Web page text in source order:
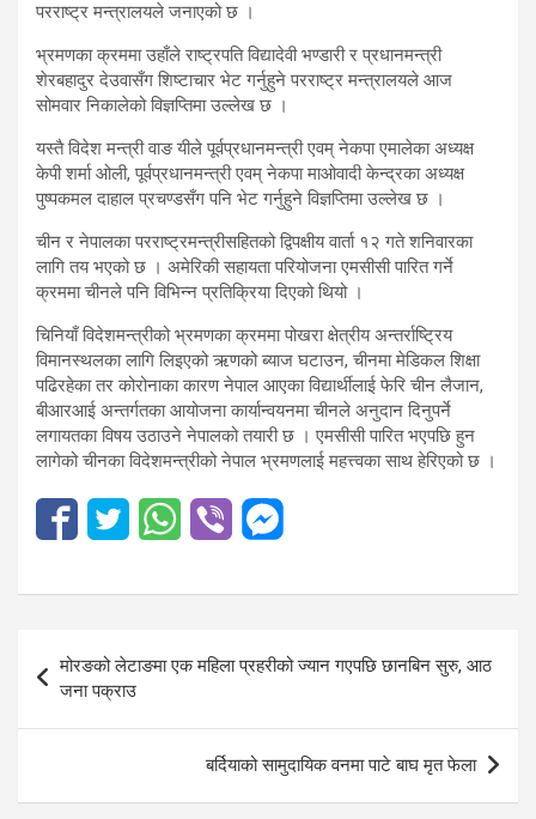
परराष्ट्र मन्त्रालयले जनाएको छ ।
भ्रमणका क्रममा उहाँले राष्ट्रपति विद्यादेवी भण्डारी र प्रधानमन्त्री
शेरबहादुर देउवासँग शिष्टाचार भेट गर्नुहुने परराष्ट्र मन्त्रालयले आज
सोमवार निकालेको विज्ञप्तिमा उल्लेख छ ।
यस्तै विदेश मन्त्री वाङ यीले पूर्वप्रधानमन्त्री एवम् नेकपा एमालेका अध्यक्ष
केपी शर्मा ओली, पूर्वप्रधानमन्त्री एवम् नेकपा माओवादी केन्द्रका अध्यक्ष
पुष्पकमल दाहाल प्रचण्डसँग पनि भेट गर्नुहुने विज्ञप्तिमा उल्लेख छ ।
चीन र नेपालका परराष्ट्रमन्त्रीसहितको द्विपक्षीय वार्ता १२ गते शनिवारका
लागि तय भएको छ । अमेरिकी सहायता परियोजना एमसीसी पारित गर्ने
क्रममा चीनले पनि विभिन्न प्रतिक्रिया दिएको थियो ।
चिनियाँ विदेशमन्त्रीको भ्रमणका क्रममा पोखरा क्षेत्रीय अन्तर्राष्ट्रिय
विमानस्थलका लागि लिइएको ऋणको ब्याज घटाउन, चीनमा मेडिकल शिक्षा
पढिरहेका तर कोरोनाका कारण नेपाल आएका विद्यार्थीलाई फेरि चीन लैजान,
बीआरआई अन्तर्गतका आयोजना कार्यान्वयनमा चीनले अनुदान दिनुपर्ने
लगायतका विषय उठाउने नेपालको तयारी छ । एमसीसी पारित भएपछि हुन
लागेको चीनका विदेशमन्त्रीको नेपाल भ्रमणलाई महत्त्वका साथ हेरिएको छ ।
Post
navigation
मोरङको लेटाङमा एक महिला प्रहरीको ज्यान गएपछि छानबिन सुरु, आठ
जना पक्राउ
बर्दियाको सामुदायिक वनमा पाटे बाघ मृत फेला